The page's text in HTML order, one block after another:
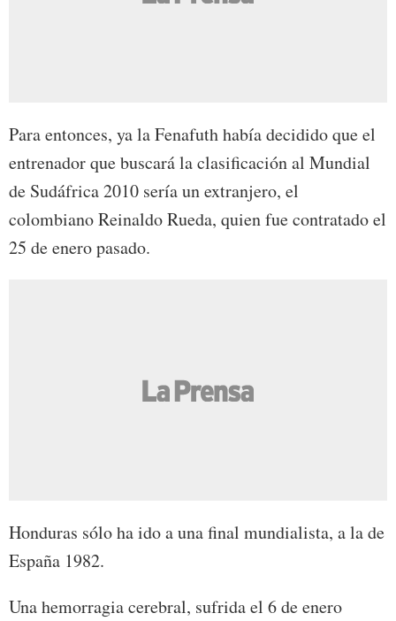
Para entonces, ya la Fenafuth había decidido que el
entrenador que buscará la clasificación al Mundial
de Sudáfrica 2010 sería un extranjero, el
colombiano Reinaldo Rueda, quien fue contratado el
25 de enero pasado.
Honduras sólo ha ido a una final mundialista, a la de
España 1982.
Una hemorragia cerebral, sufrida el 6 de enero